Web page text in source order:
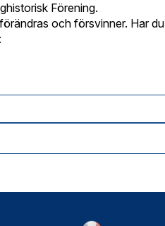
Förening.
och försvinner. Har du